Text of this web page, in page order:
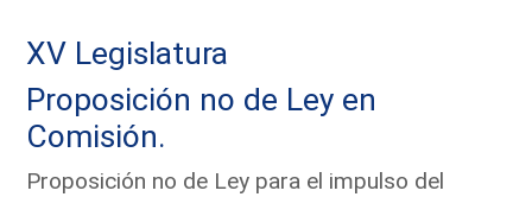
XV Legislatura
Proposición no de Ley en
Comisión.
Proposición no de Ley para el impulso del